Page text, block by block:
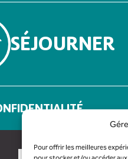
Pour offrir les meilleures
SÉJOURNER